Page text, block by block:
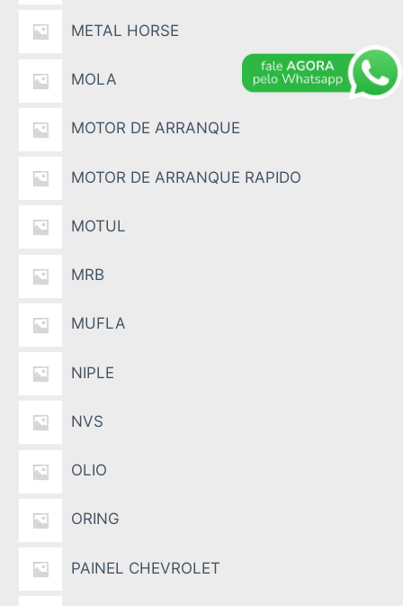
METAL HORSE
MOLA
MOTOR DE ARRANQUE
MOTOR DE ARRANQUE RAPIDO
MOTUL
MRB
MUFLA
NIPLE
NVS
OLIO
ORING
PAINEL CHEVROLET